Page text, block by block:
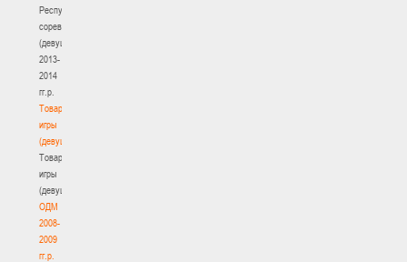
Республиканские
соревнования
(девушки)
2013-
2014
гг.р.
Товарищеские
игры
(девушки)
Товарищеские
игры
(девушки)
ОДМ
2008-
2009
гг.р.